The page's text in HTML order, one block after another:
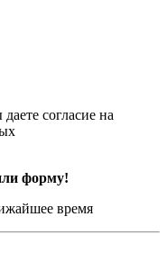
согласие на
форму!
время